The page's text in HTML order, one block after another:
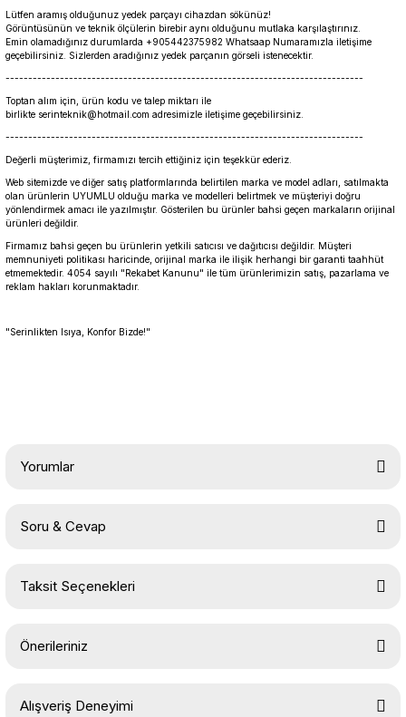
Lütfen aramış olduğunuz yedek parçayı cihazdan sökünüz!
Görüntüsünün ve teknik ölçülerin birebir aynı olduğunu mutlaka karşılaştırınız.
Emin olamadığınız durumlarda +905442375982 Whatsaap Numaramızla iletişime
geçebilirsiniz. Sizlerden aradığınız yedek parçanın görseli istenecektir.
-------------------------------------------------------------------------------
Toptan alım için, ürün kodu ve talep miktarı ile
birlikte serinteknik@hotmail.com adresimizle iletişime geçebilirsiniz.
-------------------------------------------------------------------------------
Değerli müşterimiz, firmamızı tercih ettiğiniz için teşekkür ederiz.
Web sitemizde ve diğer satış platformlarında belirtilen marka ve model adları, satılmakta
olan ürünlerin UYUMLU olduğu marka ve modelleri belirtmek ve müşteriyi doğru
yönlendirmek amacı ile yazılmıştır. Gösterilen bu ürünler bahsi geçen markaların orijinal
ürünleri değildir.
Firmamız bahsi geçen bu ürünlerin yetkili satıcısı ve dağıtıcısı değildir. Müşteri
memnuniyeti politikası haricinde, orijinal marka ile ilişik herhangi bir garanti taahhüt
etmemektedir. 4054 sayılı "Rekabet Kanunu" ile tüm ürünlerimizin satış, pazarlama ve
reklam hakları korunmaktadır.
"Serinlikten Isıya, Konfor Bizde!"
Yorumlar
Soru & Cevap
Taksit Seçenekleri
Önerileriniz
konularda yetersiz gördüğünüz noktaları öneri formunu kullanarak
Alışveriş Deneyimi